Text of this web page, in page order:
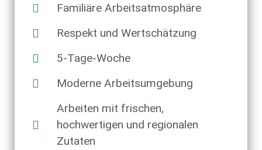
Familiäre Arbeitsatmosphäre
Respekt und Wertschätzung
5-Tage-Woche
Moderne Arbeitsumgebung
Arbeiten mit frischen,
hochwertigen und regionalen
Zutaten